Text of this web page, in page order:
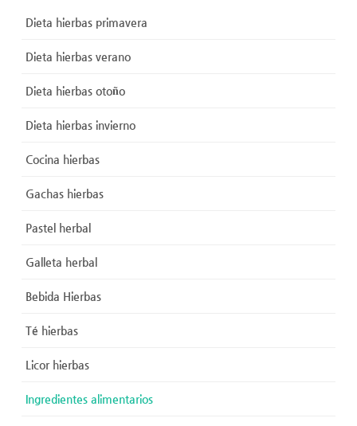
Dieta hierbas primavera
Dieta hierbas verano
Dieta hierbas otoño
Dieta hierbas invierno
Cocina hierbas
Gachas hierbas
Pastel herbal
Galleta herbal
Bebida Hierbas
Té hierbas
Licor hierbas
Ingredientes alimentarios